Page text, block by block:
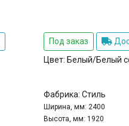
Под заказ
Цвет: Белый/Белый
Фабрика: Стиль
Ширина, мм: 2400
Высота, мм: 1920